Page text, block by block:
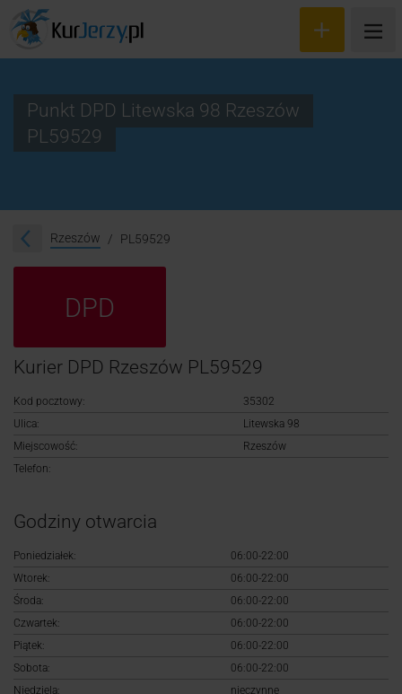
Śledzenie przesyłki
Punkt DPD Litewska 98 Rzeszów
PL59529
Rzeszów PL59529
DPD
Kurier DPD Rzeszów PL59529
Kod pocztowy:
35302
Ulica:
Litewska 98
Miejscowość:
Rzeszów
Telefon:
Godziny otwarcia
Poniedziałek:
06:00-22:00
Wtorek:
06:00-22:00
Środa:
06:00-22:00
Czwartek:
06:00-22:00
Piątek:
06:00-22:00
Sobota:
06:00-22:00
Niedziela:
nieczynne